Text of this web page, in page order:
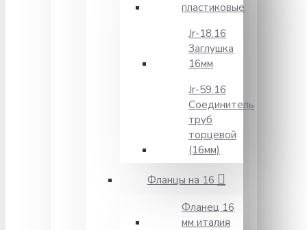
пластиковые
Jr-18.16
Заглушка
16мм
Jr-59.16
Соединитель
труб
торцевой
(16мм)
Фланцы на 16
Фланец 16
мм италия